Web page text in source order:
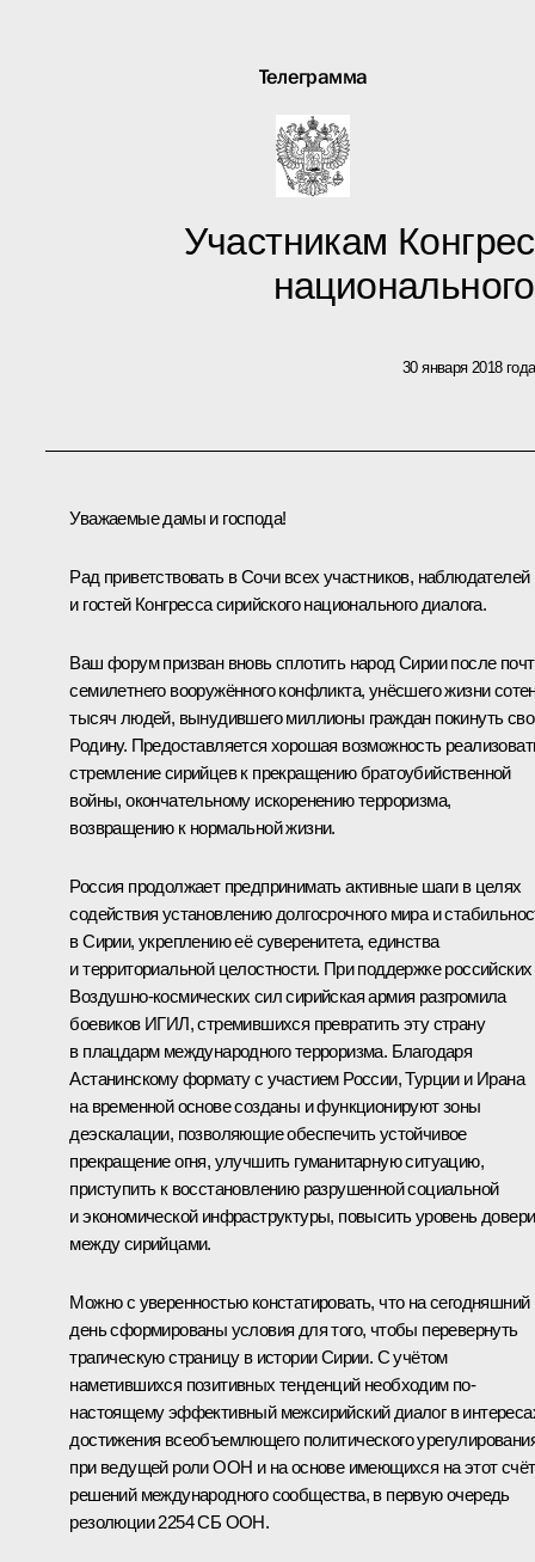
Телеграмма
Участникам
30 января 2018 года
Уважаемые дамы и господа!
Рад приветствовать в Сочи всех участников, наблюдателей
и гостей Конгресса сирийского национального диалога.
Ваш форум призван вновь сплотить народ Сирии после
семилетнего вооружённого конфликта, унёсшего жизни
тысяч людей, вынудившего миллионы граждан покинуть
Родину. Предоставляется хорошая возможность
стремление сирийцев к прекращению братоубийственной
войны, окончательному искоренению терроризма,
возвращению к нормальной жизни.
Россия продолжает предпринимать активные шаги в целях
содействия установлению долгосрочного мира и
в Сирии, укреплению её суверенитета, единства
и территориальной целостности. При поддержке российских
Воздушно-космических сил сирийская армия разгромила
боевиков ИГИЛ, стремившихся превратить эту страну
в плацдарм международного терроризма. Благодаря
Астанинскому формату с участием России, Турции и Ирана
на временной основе созданы и функционируют зоны
деэскалации, позволяющие обеспечить устойчивое
прекращение огня, улучшить гуманитарную ситуацию,
приступить к восстановлению разрушенной социальной
и экономической инфраструктуры, повысить уровень
между сирийцами.
Можно с уверенностью констатировать, что на сегодняшний
день сформированы условия для того, чтобы перевернуть
трагическую страницу в истории Сирии. С учётом
наметившихся позитивных тенденций необходим по-
настоящему эффективный межсирийский диалог в
достижения всеобъемлющего политического
при ведущей роли ООН и на основе имеющихся на этот счёт
решений международного сообщества, в первую очередь
резолюции 2254 СБ ООН.